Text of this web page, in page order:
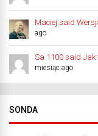
Maciej said
ago
Sa 1100 said Jak
miesiąc ago
SONDA